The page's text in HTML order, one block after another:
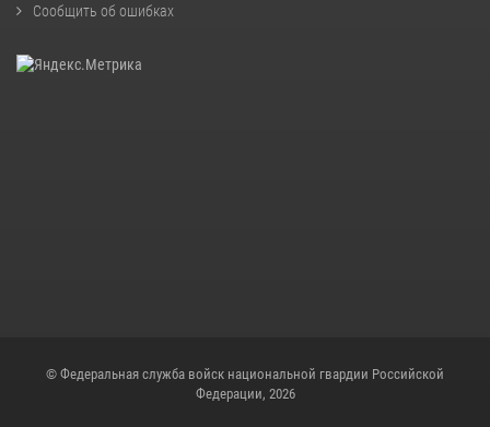
Сообщить об ошибках
© Федеральная служба войск национальной гвардии Российской
Федерации, 2026